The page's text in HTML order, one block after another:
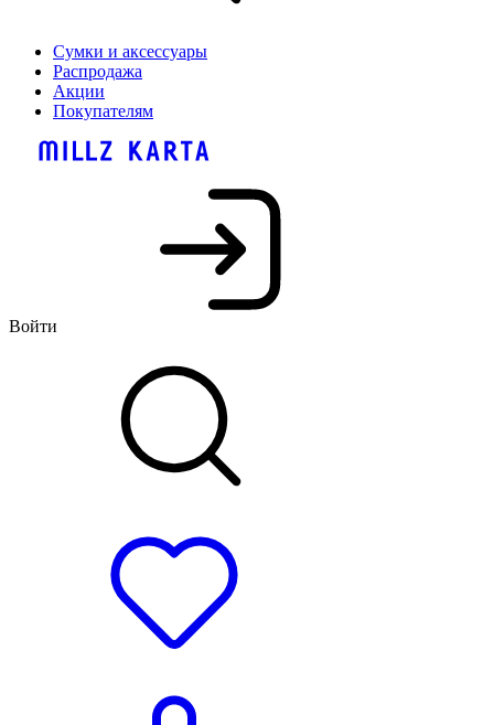
Сумки и аксессуары
Распродажа
Акции
Покупателям
Войти